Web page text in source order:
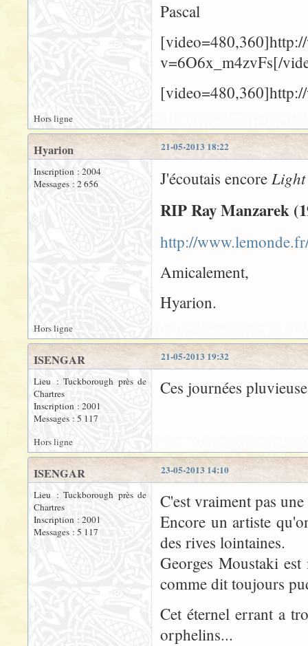
Pascal
v=6O6x_m4zvFs[/
Hors ligne
21-05-2013 18:22
Hyarion
Inscription : 2004
Messages : 2 656
J'écoutais encore
RIP Ray Manzarek
http://
Amicalement,
Hyarion.
Hors ligne
21-05-2013 19:32
ISENGAR
Lieu : Tuckborough près de
Chartres
Inscription : 2001
Messages : 5 117
Ces journées
Hors ligne
23-05-2013 14:10
ISENGAR
Lieu : Tuckborough près de
Chartres
Inscription : 2001
Messages : 5 117
C'est vraiment pas
Encore un artiste
des rives lointaines.
Georges Moustaki
comme dit toujours
Cet éternel errant a
orphelins...